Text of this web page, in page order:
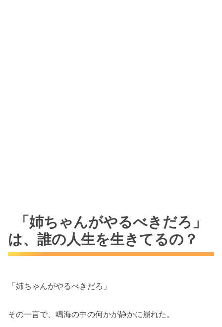
「姉ちゃんがやるべきだろ」
は、誰の人生を生きてるの？
「姉ちゃんがやるべきだろ」
その一言で、鳴海の中の何かが静かに崩れた。